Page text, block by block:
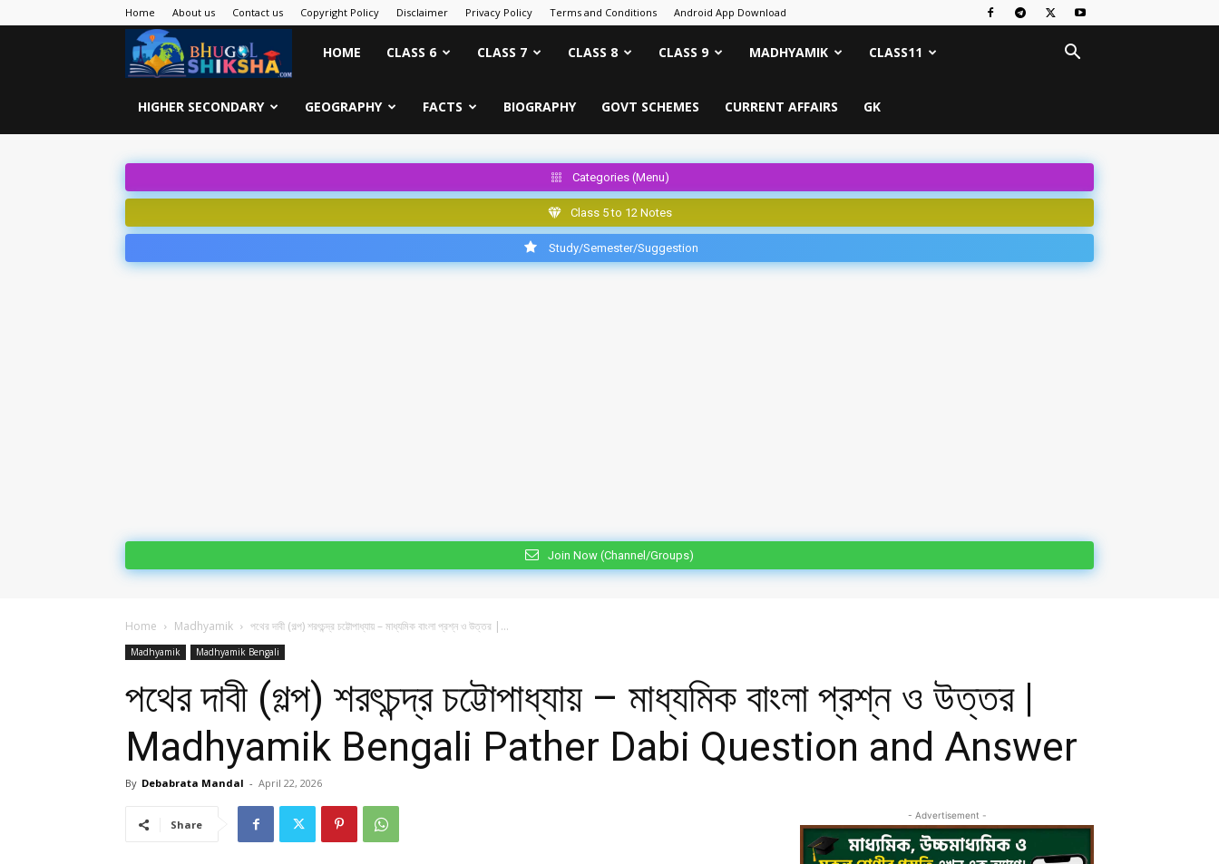
Home About us Contact us Copyright Policy Disclaimer Privacy Policy Terms and Conditions Android App Download
Bhugol
Shiksha
HOME CLASS 6 CLASS 7 CLASS 8 CLASS 9 MADHYAMIK CLASS11
HIGHER SECONDARY GEOGRAPHY FACTS BIOGRAPHY GOVT SCHEMES CURRENT AFFAIRS GK
Categories (Menu)
Class 5 to 12 Notes
Study/Semester/Suggestion
Join Now (Channel/Groups)
Home Madhyamik পথের দাবী (গল্প) শরৎচন্দ্র চট্টোপাধ্যায় – মাধ্যমিক বাংলা প্রশ্ন ও উত্তর |...
Madhyamik Madhyamik Bengali
পথের দাবী (গল্প) শরৎচন্দ্র চট্টোপাধ্যায় – মাধ্যমিক বাংলা প্রশ্ন ও উত্তর |
Madhyamik Bengali Pather Dabi Question and Answer
By Debabrata Mandal - April 22, 2026
Share
- Advertisement -